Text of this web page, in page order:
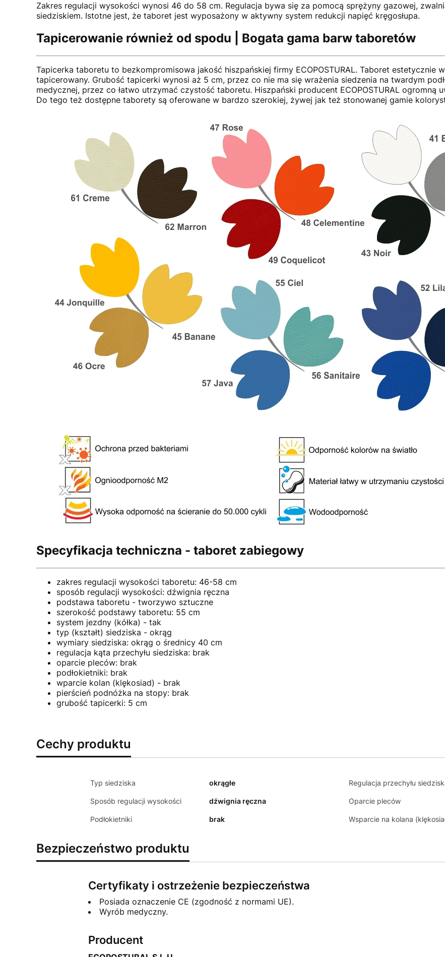
Zakres regulacji wysokości wynosi 46 do 58 cm. Regulacja bywa się za pomocą sprężyny gazowej,
siedziskiem. Istotne jest, że taboret jest wyposażony w aktywny system redukcji napięć kręgosłupa.
Tapicerowanie również od spodu | Bogata gama barw taboretów
Tapicerka taboretu to bezkompromisowa jakość hiszpańskiej firmy ECOPOSTURAL. Taboret
tapicerowany. Grubość tapicerki wynosi aż 5 cm, przez co nie ma się wrażenia siedzenia na twardym
medycznej, przez co łatwo utrzymać czystość taboretu. Hiszpański producent ECOPOSTURAL
Do tego też dostępne taborety są oferowane w bardzo szerokiej, żywej jak też stonowanej gamie
Specyfikacja techniczna - taboret zabiegowy
zakres regulacji wysokości taboretu: 46-58 cm
sposób regulacji wysokości: dźwignia ręczna
podstawa taboretu - tworzywo sztuczne
szerokość podstawy taboretu: 55 cm
system jezdny (kółka) - tak
typ (kształt) siedziska - okrąg
wymiary siedziska: okrąg o średnicy 40 cm
regulacja kąta przechyłu siedziska: brak
oparcie pleców: brak
podłokietniki: brak
wparcie kolan (klękosiad) - brak
pierścień podnóżka na stopy: brak
grubość tapicerki: 5 cm
Cechy produktu
Typ siedziska okrągłe Regulacja przechyłu
Sposób regulacji wysokości dźwignia ręczna Oparcie pleców
Podłokietniki brak Wsparcie na kolana
Bezpieczeństwo produktu
Certyfikaty i ostrzeżenie bezpieczeństwa
Posiada oznaczenie CE (zgodność z normami UE).
Wyrób medyczny.
Producent